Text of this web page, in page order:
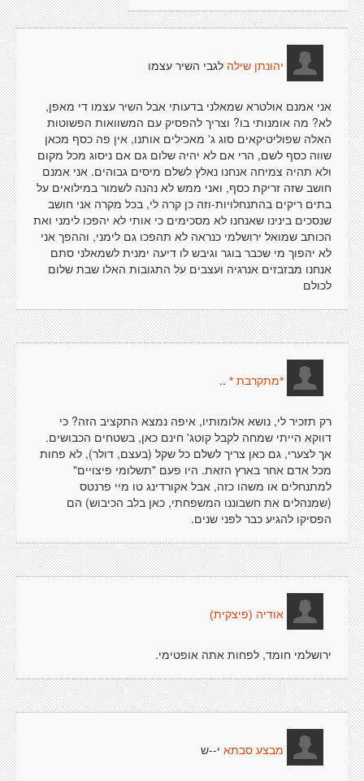
יהונתן שילה לגבי השיר עצמו
אני אמנם אולטרא שמאלני בדעותי אבל השיר עצמו די מאפן,
לא? מה אומנותי בו? וצריך להפסיק עם המשוואות הפשוטות
האלה שפוליטיקאים סוג ג' מאכילים אותנו, אין פה כסף מכאן
שווה כסף לשם, הרי אם לא יהיה שלום גם אם ניסוג מכל מקום
ולא תהיה צמיחה אנחנו נאלץ לשלם מיסים גבוהים. אני אמנם
חושב שזה זריקת כסף, ואני ממש לא נהנה לשמור במילואים על
בתים ריקים בהתנחלויות-וזה כן קרה לי, בכל מקרה אני חושב
שנסכים בינינו שאנחנו לא מסכימים כי אותי לא יהפכו לימני ואת
הכותב שמואל ירושלמי כנראה לא תהפכו גם לימני, וההפך אני
לא יהפוך מי שכבר בוגר וגיבש לו דיעה ימנית לשמאלני סתם
אנחנו מבזבזים אנרגיה ועצבים על התגובות האלו שבת שלום
לכולם
*מתקרבת * ..
רק תזכיר לי, נושא אלומותיו, איפה נמצא התקציב הזה? כי
דווקא הייתי שמחה לקבל קוטג' חינם כאן, בשטחים הכבושים.
אך לצערי, גם כאן צריך לשלם כל שקל (בעצם, דולר), לא פחות
מכל אדם אחר בארץ הזאת. היו פעם "תשלומי פיצויים"
למתנחלים או משהו כזה, אבל אקורדינג טו מיי פרנטס
(שמנהלים את חשבוננו המשפחתי, כאן בלב הכיבוש) הם
הפסיקו להגיע כבר לפני שנים.
אודיה (פיצקית)
ירושלמי חומד, לפחות אתה אופטימי.
מבצע סבתא י--ש